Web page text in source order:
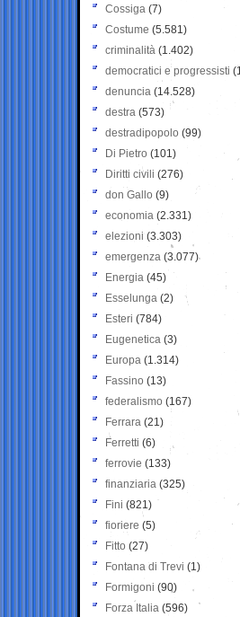
Cossiga (7)
Costume (5.581)
criminalità (1.402)
democratici e progressisti
denuncia (14.528)
destra (573)
destradipopolo (99)
Di Pietro (101)
Diritti civili (276)
don Gallo (9)
economia (2.331)
elezioni (3.303)
emergenza (3.077)
Energia (45)
Esselunga (2)
Esteri (784)
Eugenetica (3)
Europa (1.314)
Fassino (13)
federalismo (167)
Ferrara (21)
Ferretti (6)
ferrovie (133)
finanziaria (325)
Fini (821)
fioriere (5)
Fitto (27)
Fontana di Trevi (1)
Formigoni (90)
Forza Italia (596)